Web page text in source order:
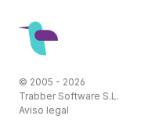
© 2005 - 2026
Trabber Software S.L.
Aviso legal